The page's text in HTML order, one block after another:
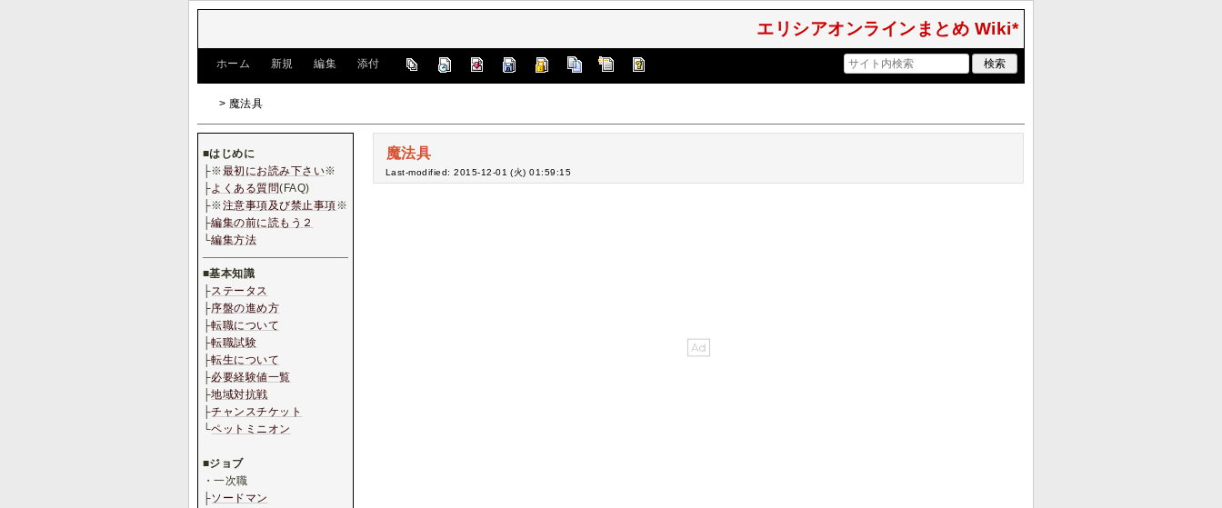
エリシアオンラインまとめ Wiki*
ホーム 新規 編集 添付
> 魔法具
魔法具
Last-modified: 2015-12-01 (火) 01:59:15
■はじめに
├※最初にお読み下さい※
├よくある質問(FAQ)
├※注意事項及び禁止事項※
├編集の前に読もう２
└編集方法
■基本知識
├ステータス
├序盤の進め方
├転職について
├転職試験
├転生について
├必要経験値一覧
├地域対抗戦
├チャンスチケット
└ペットミニオン
■ジョブ
・一次職
├ソードマン